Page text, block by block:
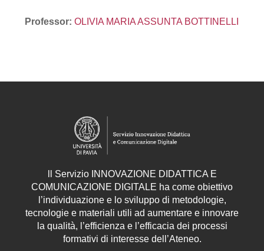
Professor: OLIVIA MARIA ASSUNTA BOTTINELLI
Servizio INNOVAZIONE DIDATTICA E
COMUNICAZIONE DIGITALE ha come obiettivo
l’individuazione e lo sviluppo di metodologie,
tecnologie e materiali utili ad aumentare e innovare
la qualità, l’efficienza e l’efficacia dei processi
formativi di interesse dell’Ateneo.